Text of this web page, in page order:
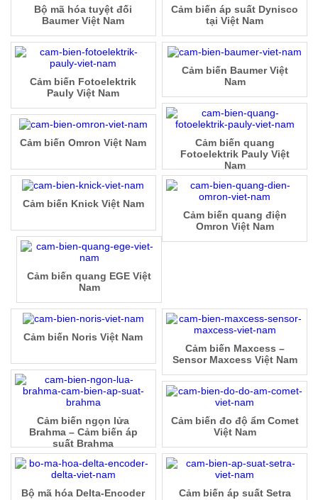
Cảm biến áp suất Dynisco
tại Việt Nam
Bộ mã hóa tuyệt đối
Baumer Việt Nam
Cảm biến Baumer Việt
Nam
Cảm biến Fotoelektrik
Pauly Việt Nam
Cảm biến quang
Fotoelektrik Pauly Việt
Nam
Cảm biến Omron Việt Nam
Cảm biến quang điện
Omron Việt Nam
Cảm biến Knick Việt Nam
Cảm biến quang EGE Việt
Nam
Cảm biến Noris Việt Nam
Cảm biến Maxcess –
Sensor Maxcess Việt Nam
Cảm biến ngọn lửa
Brahma – Cảm biến áp
suất Brahma
Cảm biến đo độ ẩm Comet
Việt Nam
Bộ mã hóa Delta-Encoder
Cảm biến áp suất Setra